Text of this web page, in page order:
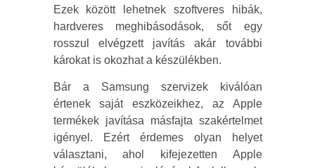
Ezek között lehetnek szoftveres hibák,
hardveres meghibásodások, sőt egy
rosszul elvégzett javítás akár további
károkat is okozhat a készülékben.
Bár a Samsung szervizek kiválóan
értenek saját eszközeikhez, az Apple
termékek javítása másfajta szakértelmet
igényel. Ezért érdemes olyan helyet
választani, ahol kifejezetten Apple